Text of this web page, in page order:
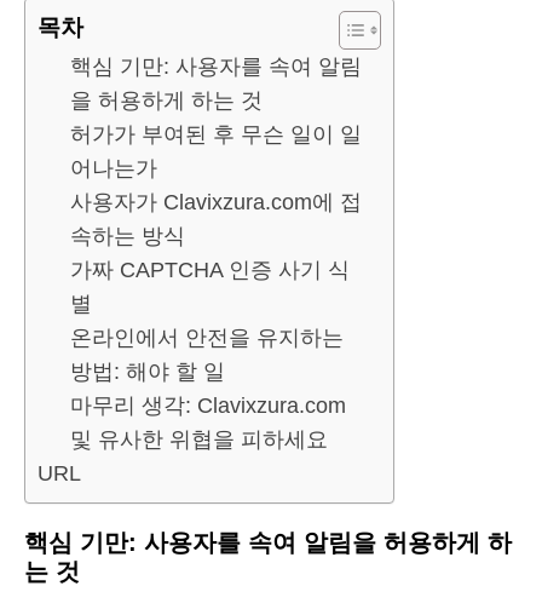
목차
핵심 기만: 사용자를 속여 알림
을 허용하게 하는 것
허가가 부여된 후 무슨 일이 일
어나는가
사용자가 Clavixzura.com에 접
속하는 방식
가짜 CAPTCHA 인증 사기 식
별
온라인에서 안전을 유지하는
방법: 해야 할 일
마무리 생각: Clavixzura.com
및 유사한 위협을 피하세요
URL
핵심 기만: 사용자를 속여 알림을 허용하게 하
는 것